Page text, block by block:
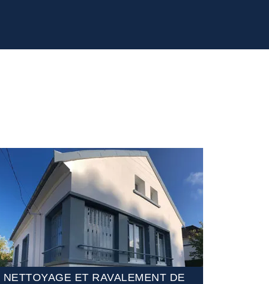
NETTOYAGE ET RAVALEMENT DE